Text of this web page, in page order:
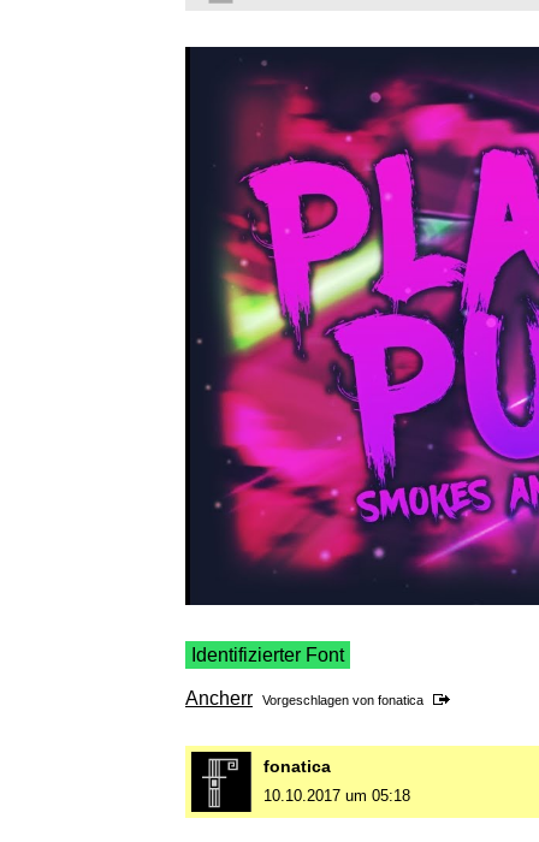
Identifizierter Font
Ancherr Vorgeschlagen von fonatica
fonatica
10.10.2017 um 05:18